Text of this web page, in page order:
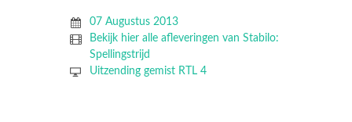
07 Augustus 2013
Bekijk hier alle afleveringen van Stabilo:
Spellingstrijd
Uitzending gemist RTL 4